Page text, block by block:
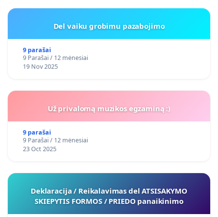
Del vaiku grobimu pazabojimo
9 parašai
9 Parašai / 12 mėnesiai
19 Nov 2025
Už privalomą muzikos egzaminą :)
9 parašai
9 Parašai / 12 mėnesiai
23 Oct 2025
Deklaracija / Reikalavimas del ATSISAKYMO
SKIEPYTIS FORMOS / PRIEDO panaikinimo